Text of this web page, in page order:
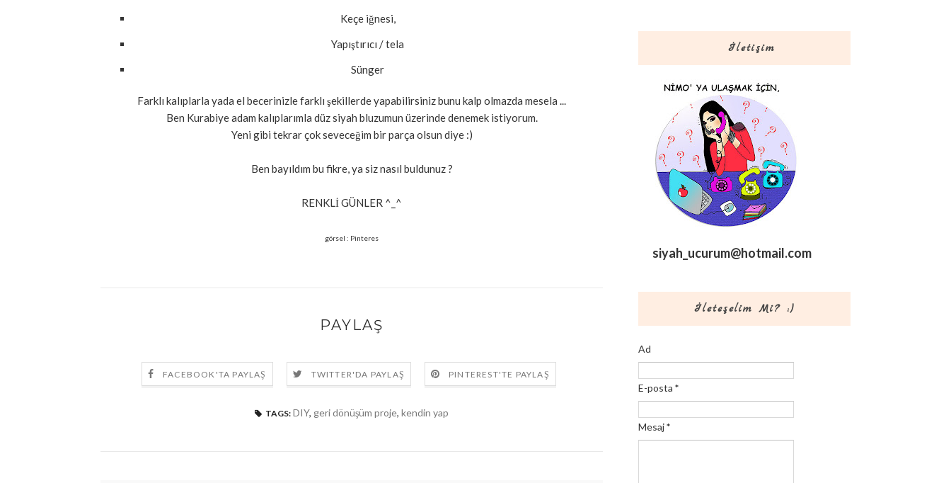
Keçe iğnesi,
Yapıştırıcı / tela
Sünger
Farklı kalıplarla yada el becerinizle farklı şekillerde yapabilirsiniz bunu kalp olmazda mesela ...
Ben Kurabiye adam kalıplarımla düz siyah bluzumun üzerinde denemek istiyorum.
Yeni gibi tekrar çok seveceğim bir parça olsun diye :)
Ben bayıldım bu fikre, ya siz nasıl buldunuz ?
RENKLİ GÜNLER ^_^
görsel : Pinteres
PAYLAŞ
FACEBOOK'TA PAYLAŞ TWITTER'DA PAYLAŞ PINTEREST'TE PAYLAŞ
TAGS: DIY, geri dönüşüm proje, kendin yap
İletişim
siyah_ucurum@hotmail.com
İleteşelim Mi? :)
Ad
E-posta *
Mesaj*